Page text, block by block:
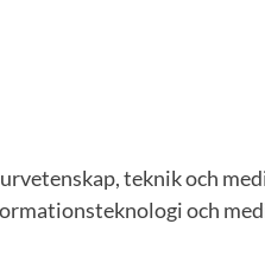
teknik och
och